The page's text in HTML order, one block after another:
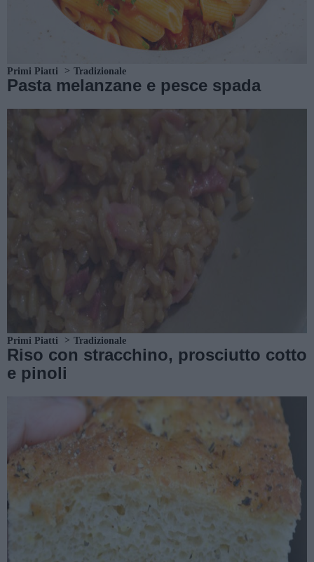
Primi Piatti Tradizionale
Pasta melanzane e pesce spada
Primi Piatti Tradizionale
Riso con stracchino, prosciutto cotto
e pinoli